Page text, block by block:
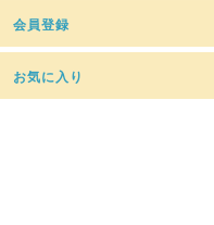
会員登録
お気に入り